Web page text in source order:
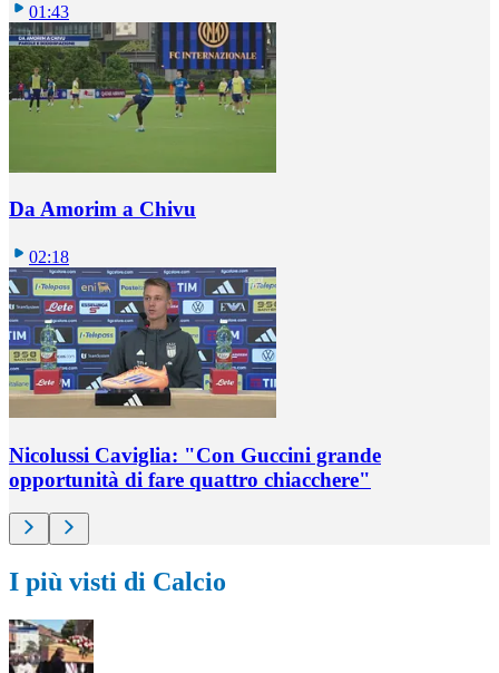
01:43
Da Amorim a Chivu
02:18
Nicolussi Caviglia: "Con Guccini grande
opportunità di fare quattro chiacchere"
I più visti di Calcio